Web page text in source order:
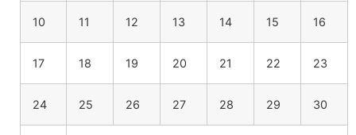
10 11 12 13 14 15 16
17 18 19 20 21 22 23
24 25 26 27 28 29 30